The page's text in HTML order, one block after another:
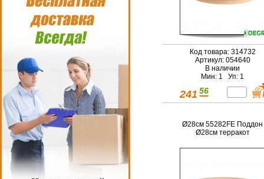
Код товара: 314732
Артикул: 054640
В наличии
Мин: 1 Уп: 1
241 56
Ø28см 55282FE Поддон
Ø28см терракот